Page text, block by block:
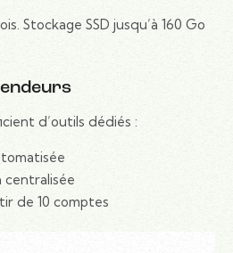
Stockage SSD jusqu’à 160 Go
d’outils dédiés :
de 10 comptes